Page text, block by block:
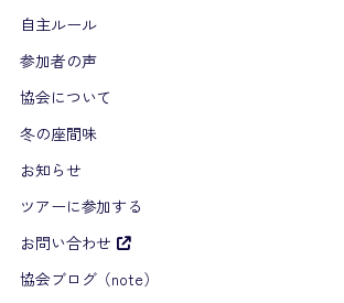
自主ルール
参加者の声
協会について
冬の座間味
お知らせ
ツアーに参加する
お問い合わせ
協会ブログ（note）